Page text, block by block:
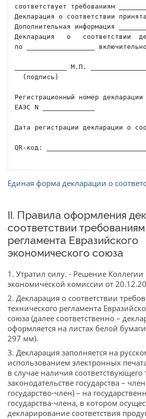
соответствует требованиям
Декларация о соответствии
Дополнительная информация
Декларация   о   соответствии
по _________________
_____________ М.П.
Регистрационный номер
ЕАЭС N _____________
Дата регистрации декларации о
QR-код:
Единая форма декларации о
II. Правила оформления
соответствии
регламента Евразийского
экономического союза
1. Утратил силу. - Решение Коллегии
экономической комиссии от
2. Декларация о соответствии
технического регламента
союза (далее соответственно –
оформляется на листах белой
297 мм).
3. Декларация заполняется на
использованием электронных
в случае наличия соответствующего
законодательстве государства –
государство-член) – на
государства-члена, в котором
декларирование соответствия